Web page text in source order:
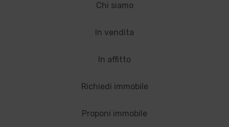
Chi siamo
In vendita
In affitto
Richiedi immobile
Proponi immobile